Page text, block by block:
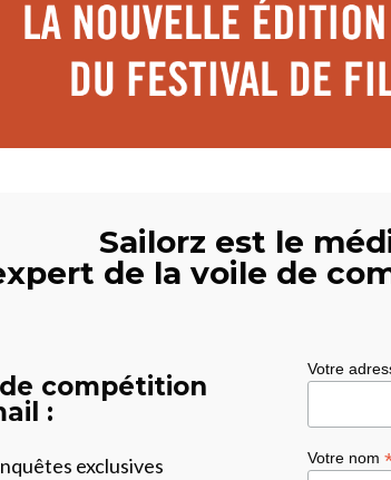
Sailorz est le
de la voile de
compétition
:
exclusives
Votre
Votre nom